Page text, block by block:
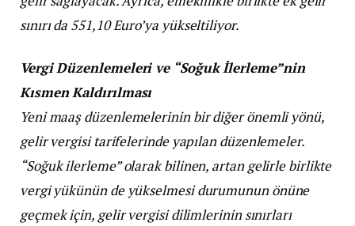
sınırı da 551,10 Euro’ya yükseltiliyor.
Vergi Düzenlemeleri ve “Soğuk İlerleme”nin
Kısmen Kaldırılması
Yeni maaş düzenlemelerinin bir diğer önemli yönü,
gelir vergisi tarifelerinde yapılan düzenlemeler.
“Soğuk ilerleme” olarak bilinen, artan gelirle birlikte
vergi yükünün de yükselmesi durumunun önüne
geçmek için, gelir vergisi dilimlerinin sınırları